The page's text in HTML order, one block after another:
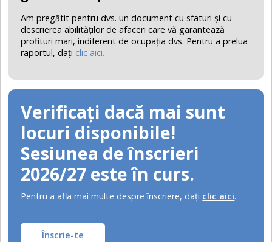
Am pregătit pentru dvs. un document cu sfaturi şi cu
descrierea abilităţilor de afaceri care vă garantează
profituri mari, indiferent de ocupaţia dvs. Pentru a prelua
raportul, daţi clic aici.
Verificați dacă mai sunt
locuri disponibile!
Sesiunea de înscrieri
2026/27 este în curs.
Pentru a afla mai multe despre înscriere, daţi clic aici.
Înscrie-te